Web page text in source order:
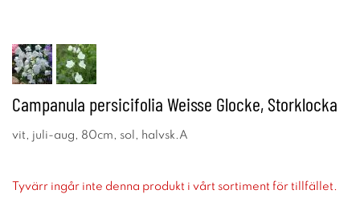
Campanula persicifolia Weisse Glocke, Storklocka
vit, juli-aug, 80cm, sol, halvsk.A
Tyvärr ingår inte denna produkt i vårt sortiment för tillfället.